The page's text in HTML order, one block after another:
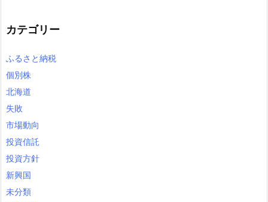
カテゴリー
ふるさと納税
個別株
北海道
失敗
市場動向
投資信託
投資方針
新興国
未分類